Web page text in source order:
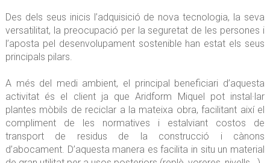
Des dels seus inicis l’adquisició de nova tecnologia, la seva
versatilitat, la preocupació per la seguretat de les persones i
l’aposta pel desenvolupament sostenible han estat els seus
principals pilars.
A més del medi ambient, el principal beneficiari d’aquesta
activitat és el client ja que Aridform Miquel pot instal·lar
plantes mòbils de reciclar a la mateixa obra, facilitant així el
compliment de les normatives i estalviant costos de
transport de residus de la construcció i cànons
d’abocament. D’aquesta manera es facilita in situ un material